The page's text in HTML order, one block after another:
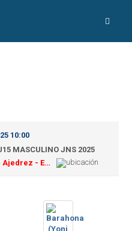
10:00
MASCULINO JNS 2025
Federación Dominicana de Ajedrez - Estadio Félix Sánchez